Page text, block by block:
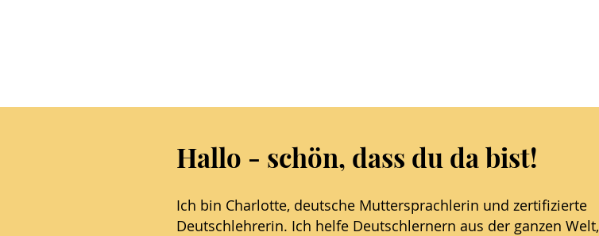
Hallo - schön, dass du da bist!
Ich bin Charlotte, deutsche Muttersprachlerin und zertifizierte
Deutschlehrerin. Ich helfe Deutschlernern aus der ganzen Welt,